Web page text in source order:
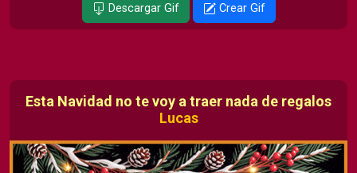
Descargar Gif Crear Gif
Esta Navidad no te voy a traer nada de regalos
Lucas